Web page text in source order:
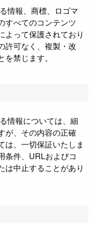
情報、商標、ロゴマ
すべてのコンテンツ
よって保護されており
許可なく、複製・改
禁じます。
情報については、細
が、その内容の正確
は、一切保証いたしま
条件、URLおよびコ
は中止することがあり